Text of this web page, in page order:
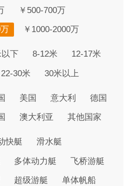
￥500-700万
￥1000-2000万
下 8-12米 12-17米
22-30米 30米以上
美国 意大利 德国
澳大利亚 其他国家
快艇 滑水艇
多体动力艇 飞桥游艇
超级游艇 单体帆船